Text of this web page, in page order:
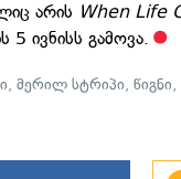
არის When Life
5 ივნისს გამოვა.
,მერილ სტრიპი,წიგნი,